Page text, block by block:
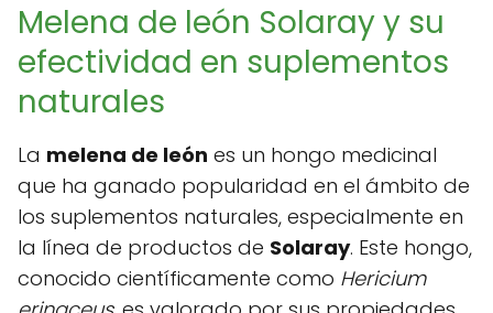
Melena de león Solaray y su
efectividad en suplementos
naturales
La melena de león es un hongo medicinal
que ha ganado popularidad en el ámbito de
los suplementos naturales, especialmente en
la línea de productos de Solaray. Este hongo,
conocido científicamente como Hericium